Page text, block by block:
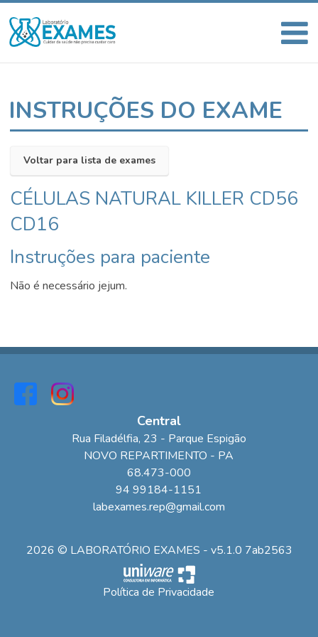
INSTRUÇÕES DO EXAME
Voltar para lista de exames
CÉLULAS NATURAL KILLER CD56
CD16
Instruções para paciente
Não é necessário jejum.
Central
Rua Filadélfia, 23 - Parque Espigão
NOVO REPARTIMENTO - PA
68.473-000
94 99184-1151
labexames.rep@gmail.com
2026 © LABORATÓRIO EXAMES - v5.1.0 7ab2563
Política de Privacidade